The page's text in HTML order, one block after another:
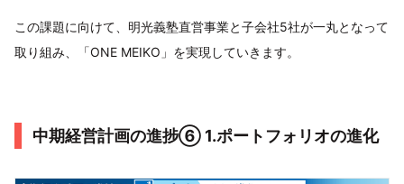
この課題に向けて、明光義塾直営事業と子会社5社が一丸となって
取り組み、「ONE MEIKO」を実現していきます。
中期経営計画の進捗⑥ 1.ポートフォリオの進化